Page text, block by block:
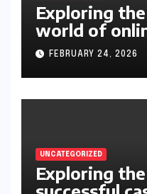
Exploring
world of
gambler’s
FEBRUARY 24, 2026
UNCATEGORIZED
Exploring